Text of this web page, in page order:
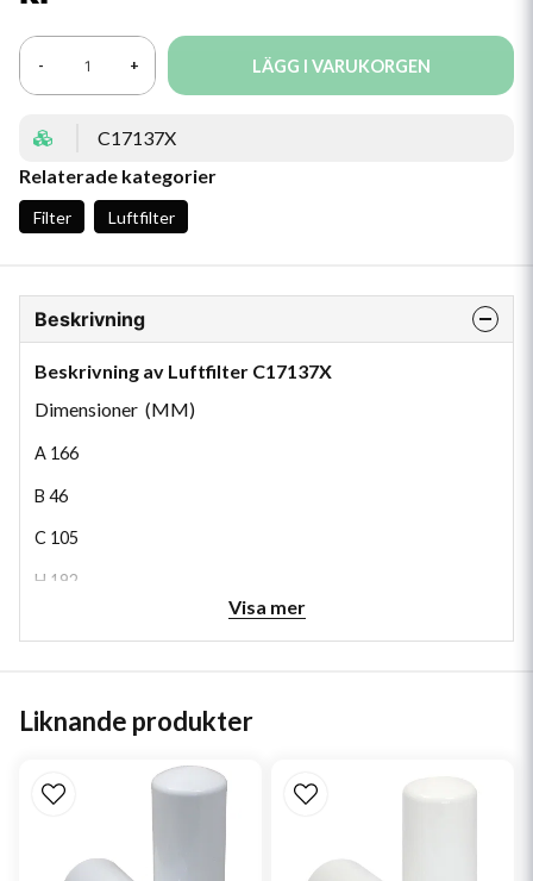
- + LÄGG I VARUKORGEN
C17137X
Relaterade kategorier
Filter Luftfilter
Beskrivning
Beskrivning av Luftfilter C17137X
Dimensioner (MM)
A 166
B 46
C 105
H 192
Visa mer
Liknande produkter